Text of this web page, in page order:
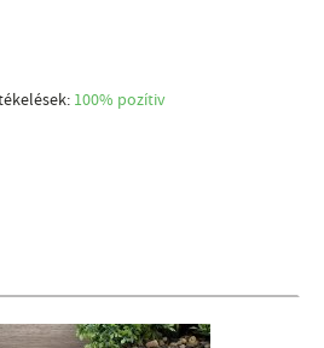
100% pozítiv